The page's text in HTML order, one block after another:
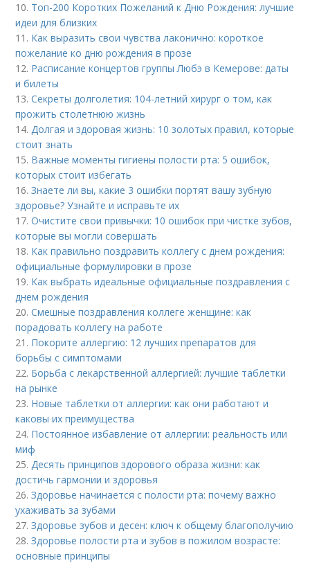
10. Топ-200 Коротких Пожеланий к Дню Рождения: лучшие
идеи для близких
11. Как выразить свои чувства лаконично: короткое
пожелание ко дню рождения в прозе
12. Расписание концертов группы Любэ в Кемерове: даты
и билеты
13.Секреты долголетия: 104-летний хирург о том, как
прожить столетнюю жизнь
14.Долгая и здоровая жизнь: 10 золотых правил, которые
стоит знать
15. Важные моменты гигиены полости рта: 5 ошибок,
которых стоит избегать
16.Знаете ли вы, какие 3 ошибки портят вашу зубную
здоровье? Узнайте и исправьте их
17.Очистите свои привычки: 10 ошибок при чистке зубов,
которые вы могли совершать
18. Как правильно поздравить коллегу с днем рождения:
официальные формулировки в прозе
19. Как выбрать идеальные официальные поздравления с
днем рождения
20.Смешные поздравления коллеге женщине: как
порадовать коллегу на работе
21. Покорите аллергию: 12 лучших препаратов для
борьбы с симптомами
22. Борьба с лекарственной аллергией: лучшие таблетки
на рынке
23. Новые таблетки от аллергии: как они работают и
каковы их преимущества
24. Постоянное избавление от аллергии: реальность или
миф
25.Десять принципов здорового образа жизни: как
достичь гармонии и здоровья
26.Здоровье начинается с полости рта: почему важно
ухаживать за зубами
27.Здоровье зубов и десен: ключ к общему благополучию
28.Здоровье полости рта и зубов в пожилом возрасте:
основные принципы